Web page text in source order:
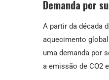
Demanda por
A partir da década
aquecimento
uma demanda por
a emissão de CO2